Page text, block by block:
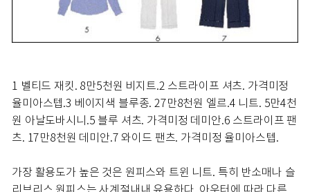
1 벨티드 재킷. 8만5천원 비지트.2 스트라이프 셔츠. 가격미정
율미아스텝.3 베이지색 블루종. 27만8천원 엘르.4 니트. 5만4천
원 아날도바시니.5 블루 셔츠. 가격미정 데미안.6 스트라이프 팬
츠. 17만8천원 데미안.7 와이드 팬츠. 가격미정 율미아스텝.
가장 활용도가 높은 것은 원피스와 트윈 니트. 특히 반소매나 슬